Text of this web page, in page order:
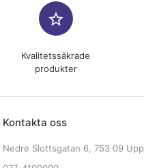
star_border
Kvalitetssäkrade
produkter
Kontakta oss
Nedre Slottsgatan 6, 753 09